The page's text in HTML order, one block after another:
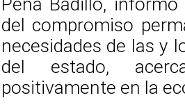
del compromiso
necesidades de las y
del estado,
positivamente en la